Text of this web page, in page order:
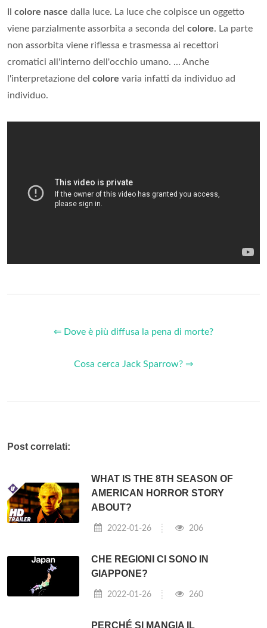
colore nasce dalla luce. La luce che colpisce un oggetto
viene parzialmente assorbita a seconda del colore. La parte
non assorbita viene riflessa e trasmessa ai recettori
cromatici all'interno dell'occhio umano. ... Anche
l'interpretazione del colore varia infatti da individuo ad
individuo.
⇐ Dove è più diffusa la pena di morte?
Cosa cerca Jack Sparrow? ⇒
Post correlati:
WHAT IS THE 8TH SEASON OF
AMERICAN HORROR STORY
ABOUT?
2022-01-26 206
CHE REGIONI CI SONO IN
GIAPPONE?
2022-01-26 260
PERCHÉ SI MANGIA IL